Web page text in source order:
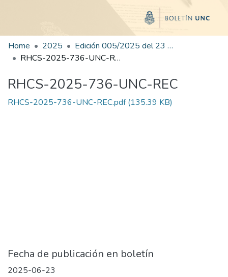
Home 2025
Edición 005/2025 del 23 de junio de 2025
RHCS-2025-736-UNC-REC
RHCS-2025-736-UNC-REC
RHCS-2025-736-UNC-REC.pdf(135.39 KB)
Fecha de publicación en boletín
2025-06-23